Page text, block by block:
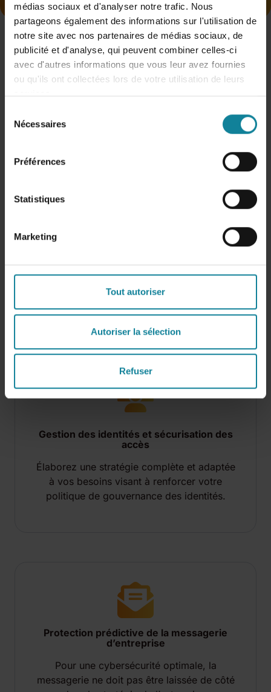
médias sociaux et d'analyser notre trafic. Nous
partageons également des informations sur l'utilisation de
notre site avec nos partenaires de médias sociaux, de
publicité et d'analyse, qui peuvent combiner celles-ci
avec d'autres informations que vous leur avez fournies
ou qu'ils ont collectées lors de votre utilisation de leurs
services.
Nécessaires
Préférences
Statistiques
Marketing
Tout autoriser
Autoriser la sélection
Refuser
Nos autres offres de cybersécurité
Dstny est à l’écoute de votre environnement
adéquates pour sécuriser vos données.
Gestion des identités et sécurisation des
accès
Élaborez une stratégie complète et adaptée
à vos besoins visant à renforcer votre
politique de gouvernance des identités.
Protection prédictive de la messagerie
d’entreprise
Pour une cybersécurité optimale, la
messagerie ne doit pas être laissée de côté